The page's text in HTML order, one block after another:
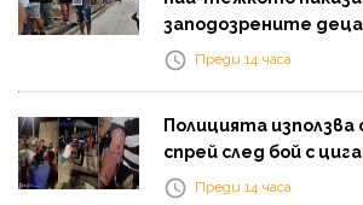
заподозрените деца
Преди 14 часа
Полицията използва
спрей след бой с
Преди 14 часа